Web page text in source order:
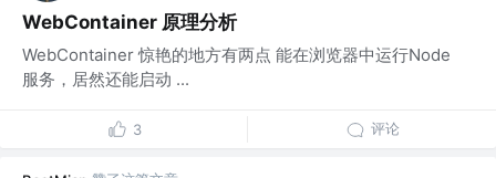
WebContainer 原理分析
WebContainer 惊艳的地方有两点 能在浏览器中运行Node
服务，居然还能启动 ...
3 评论